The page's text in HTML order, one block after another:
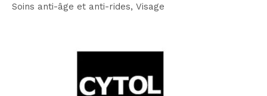
Soins anti-âge et anti-rides Visage